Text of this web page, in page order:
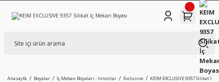
Anasayfa Boyalar İç Mekan Boyaları - Innostar Exclusive KEIM EXCLUSIVE 9357 Silikat İç